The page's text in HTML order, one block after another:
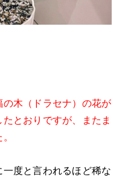
木（ドラセナ）の花が
とおりですが、またま
度と言われるほど稀な